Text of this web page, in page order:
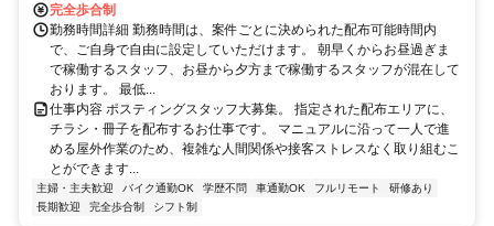
完全歩合制
勤務時間詳細 勤務時間は、案件ごとに決められた配布可能時間内
で、ご自身で自由に設定していただけます。 朝早くからお昼過ぎま
で稼働するスタッフ、お昼から夕方まで稼働するスタッフが混在して
おります。 最低...
仕事内容 ポスティングスタッフ大募集。 指定された配布エリアに、
チラシ・冊子を配布するお仕事です。 マニュアルに沿って一人で進
める屋外作業のため、複雑な人間関係や接客ストレスなく取り組むこ
とができます...
主婦・主夫歓迎 バイク通勤OK 学歴不問 車通勤OK フルリモート
研修あり
長期歓迎
完全歩合制 シフト制